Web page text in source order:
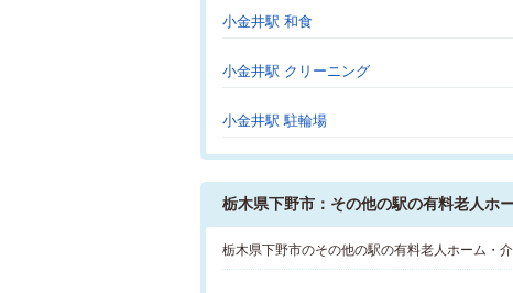
小金井駅 和食
小金井駅 クリーニング
小金井駅 駐輪場
栃木県下野市：その他の駅の有料老人ホ
栃木県下野市のその他の駅の有料老人ホーム・